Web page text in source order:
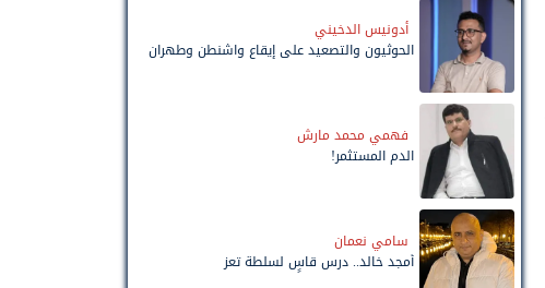
أدونيس الدخيني
الحوثيون والتصعيد على إيقاع واشنطن وطهران
فهمي محمد مارش
الدم المستثمر!
سامي نعمان
أمجد خالد.. درس قاسٍ لسلطة تعز